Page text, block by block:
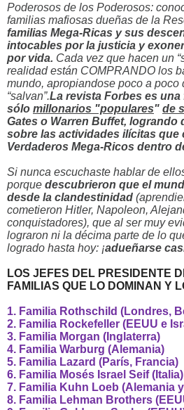
Poderosos de los Poderosos:
familias mafiosas dueñas de la
familias Mega-Ricas y sus
intocables por la justicia y
por vida. Cada vez que hacen un
realidad están COMPRANDO los
mundo, apropiandose poco a poco
“salvan”.La revista Forbes es
sólo millonarios "populares" de
Gates o Warren Buffet, logrando
sobre las actividades ilícitas que
Verdaderos Mega-Ricos dentro
Si nunca escuchaste hablar de
porque descubrieron que el
desde la clandestinidad
cometieron Hitler, Napoleon,
conquistadores), que al ser muy
lograron ni la décima parte de lo
logrado hasta hoy: ¡adueñarse
LOS JEFES DEL PRESIDENTE
FAMILIAS QUE LO DOMINAN Y
1. Familia Rothschild (Londres,
2. Familia Rockefeller (EEUU e
3. Familia Morgan (Inglaterra)
4. Familia Warburg (Alemania)
5. Familia Lazard (París, Francia)
6. Familia Mosés Israel Seif (Italia)
7. Familia Kuhn Loeb (Alemania
8. Familia Lehman Brothers